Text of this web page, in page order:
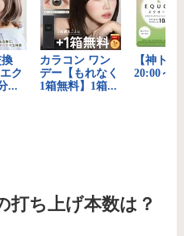
打ち上げ本数は？